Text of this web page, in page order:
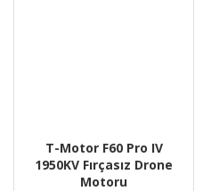
T-Motor F60 Pro IV
1950KV Fırçasız Drone
Motoru